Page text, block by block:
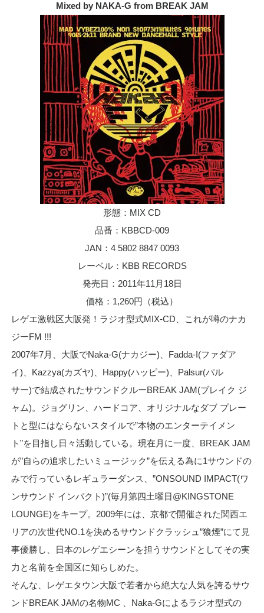
Mixed by NAKA-G from BREAK JAM
形態：MIX CD
品番：KBBCD-009
JAN：4 5802 8847 0093
レーベル：KBB RECORDS
発売日：2011年11月18日
価格：1,260円（税込）
レゲエ激戦区大阪発！ラジオ型式MIX-CD、これが噂のナカ
ジーFM !!!
2007年7月、大阪でNaka-G(ナカジー)、Fadda-I(ファダア
イ)、Kazzya(カズヤ)、Happy(ハッピー)、Palsur(パル
サー)で結成されたサウンドクルーBREAK JAM(ブレイク ジ
ャム)。ジョグリン、ハードコア、オリジナルなダブ プレー
トと型にはならないスタイルで”本物のエンターテイメン
ト”を目指し日々活動している。現在月に一度、BREAK JAM
が”自らの追求したいミュージック”を伝える為に1サウンドの
みで行っているレギュラーダンス、”ONSOUND IMPACT(ワ
ンサウンド インパクト)”(毎月第四土曜日@KINGSTONE
LOUNGE)をキープ。2009年には、京都で開催された関西エ
リアの次世代NO.1を決めるサウンドクラッシュ”狼煙”にて見
事優勝し、日本のレゲエシーンを担うサウンドとしてその実
力と名前を全国区に知らしめた。
そんな、レゲエタウン大阪で若者から絶大な人気を誇るサウ
ンドBREAK JAMの名物MC 、Naka-Gによるラジオ型式の